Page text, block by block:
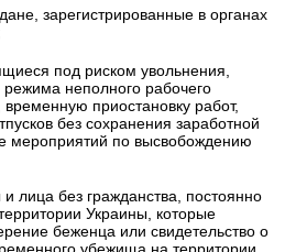
зарегистрированные в органах
под риском увольнения,
неполного рабочего
приостановку работ,
без сохранения заработной
мероприятий по высвобождению
лица без гражданства, постоянно
Украины, которые
беженца или свидетельство о